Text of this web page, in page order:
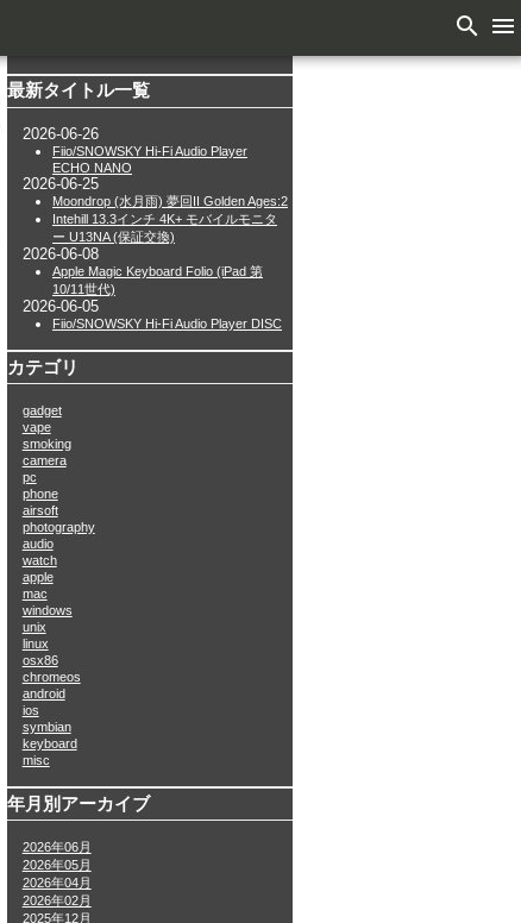
search menu
最新タイトル一覧
2026-06-26
Fiio/SNOWSKY Hi-Fi Audio Player
ECHO NANO
2026-06-25
Moondrop (水月雨) 夢回II Golden Ages:2
Intehill 13.3インチ 4K+ モバイルモニタ
ー U13NA (保証交換)
2026-06-08
Apple Magic Keyboard Folio (iPad 第
10/11世代)
2026-06-05
Fiio/SNOWSKY Hi-Fi Audio Player DISC
カテゴリ
gadget
vape
smoking
camera
pc
phone
airsoft
photography
audio
watch
apple
mac
windows
unix
linux
osx86
chromeos
android
ios
symbian
keyboard
misc
年月別アーカイブ
2026年06月
2026年05月
2026年04月
2026年02月
2025年12月